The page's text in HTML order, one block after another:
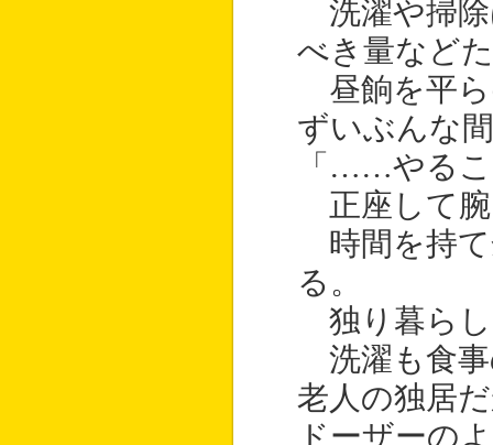
洗濯や掃除
べき量など
昼餉を平ら
ずいぶんな
「……やる
正座して腕
時間を持て
る。
独り暮ら
洗濯も食事
老人の独居
ドーザーの